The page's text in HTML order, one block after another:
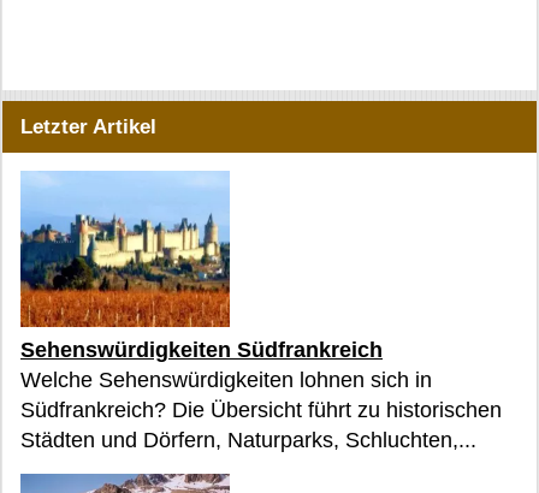
Letzter Artikel
Sehenswürdigkeiten Südfrankreich
Welche Sehenswürdigkeiten lohnen sich in
Südfrankreich? Die Übersicht führt zu historischen
Städten und Dörfern, Naturparks, Schluchten,...